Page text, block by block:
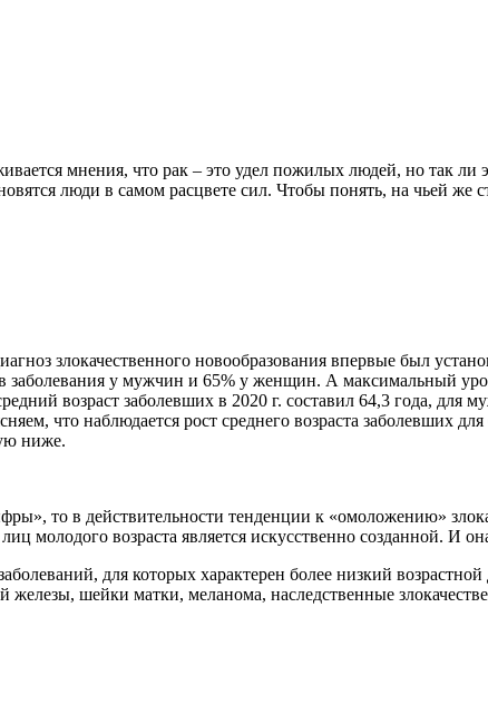
мнения, что рак – это удел пожилых людей, но так
люди в самом расцвете сил. Чтобы понять, на чьей же
злокачественного новообразования впервые был
заболевания у мужчин и 65% у женщин. А максимальный
возраст заболевших в 2020 г. составил 64,3 года,
что наблюдается рост среднего возраста заболевших
ниже.
то в действительности тенденции к «омоложению»
молодого возраста является искусственно созданной. И
для которых характерен более низкий
железы, шейки матки, меланома, наследственные